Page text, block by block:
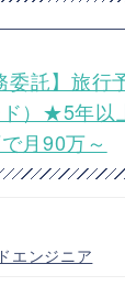
委託】旅行
）★5年以
月90万～
エンジニア